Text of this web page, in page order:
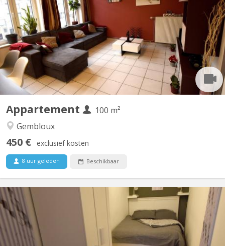
Appartement
100 m²
Gembloux
450 € exclusief kosten
8 uur geleden Beschikbaar
Belle Coloc en plein centre, au calme, non loin de la gare, près
des commerces et à une minute de la faculté d'agronomie vous
bénéficierez d'un lit double et un bureau dans une chambre avec
vue sur jardin. Salle de bain spacieuse. Cuisine ouverte donnant
sur le séjour. Touts deux moderne et très...
KV 1927
Belle coloc full équipée et meublée, en plein centre, au calme,
non loin de la gare, près des commerces et à une minute de la
faculté d'agronomie vous bénéficierez d'un lit double et un